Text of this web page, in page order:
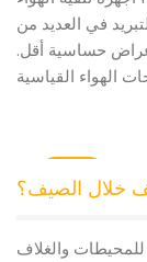
في العديد من
حساسية أقل.
Jun
15
خلال الصيف؟
للمحيطات والغلاف